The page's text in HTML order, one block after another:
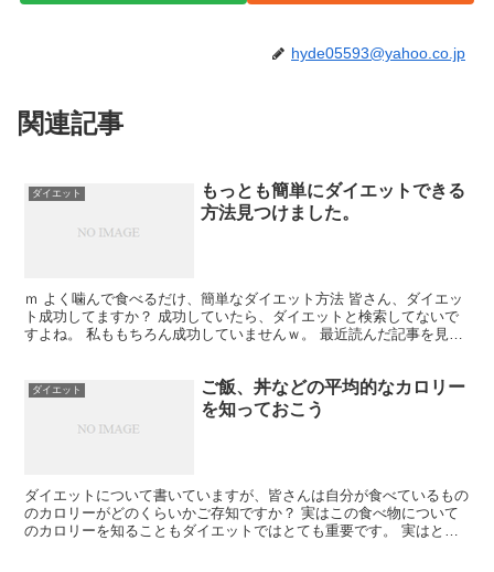
hyde05593@yahoo.co.jp
関連記事
ダイエット
もっとも簡単にダイエットできる
方法見つけました。
ｍ よく噛んで食べるだけ、簡単なダイエット方法 皆さん、ダイエッ
ト成功してますか？ 成功していたら、ダイエットと検索してないで
すよね。 私ももちろん成功していませんｗ。 最近読んだ記事を見
ダイエット
ご飯、丼などの平均的なカロリー
を知っておこう
ダイエットについて書いていますが、皆さんは自分が食べているもの
のカロリーがどのくらいかご存知ですか？ 実はこの食べ物について
のカロリーを知ることもダイエットではとても重要です。 実はとて